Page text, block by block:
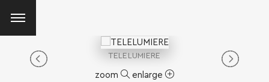
TELELUMIERE
zoom enlarge